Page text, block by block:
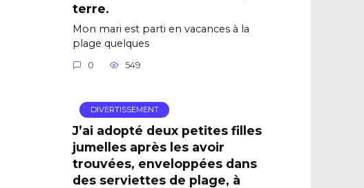
terre.
Mon mari est parti en vacances à la
plage quelques
0 549
DIVERTISSEMENT
J’ai adopté deux petites filles
jumelles après les avoir
trouvées, enveloppées dans
des serviettes de plage, à